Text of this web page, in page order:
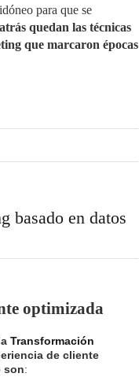
para que se
quedan las técnicas
que marcaron épocas
basado en datos
optimizada
Transformación
de cliente
son: